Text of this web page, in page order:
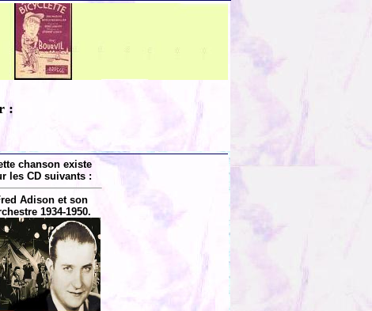
:
chanson existe
les CD suivants :
Adison et son
1934-1950.